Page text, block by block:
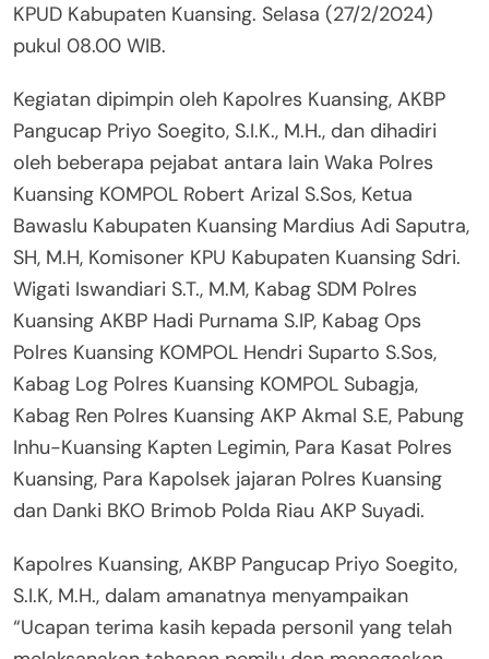
KPUD Kabupaten Kuansing. Selasa (27/2/2024)
pukul 08.00 WIB.
Kegiatan dipimpin oleh Kapolres Kuansing, AKBP
Pangucap Priyo Soegito, S.I.K., M.H., dan dihadiri
oleh beberapa pejabat antara lain Waka Polres
Kuansing KOMPOL Robert Arizal S.Sos, Ketua
Bawaslu Kabupaten Kuansing Mardius Adi Saputra,
SH, M.H, Komisoner KPU Kabupaten Kuansing Sdri.
Wigati Iswandiari S.T., M.M, Kabag SDM Polres
Kuansing AKBP Hadi Purnama S.IP, Kabag Ops
Polres Kuansing KOMPOL Hendri Suparto S.Sos,
Kabag Log Polres Kuansing KOMPOL Subagja,
Kabag Ren Polres Kuansing AKP Akmal S.E, Pabung
Inhu-Kuansing Kapten Legimin, Para Kasat Polres
Kuansing, Para Kapolsek jajaran Polres Kuansing
dan Danki BKO Brimob Polda Riau AKP Suyadi.
Kapolres Kuansing, AKBP Pangucap Priyo Soegito,
S.I.K, M.H., dalam amanatnya menyampaikan
“Ucapan terima kasih kepada personil yang telah